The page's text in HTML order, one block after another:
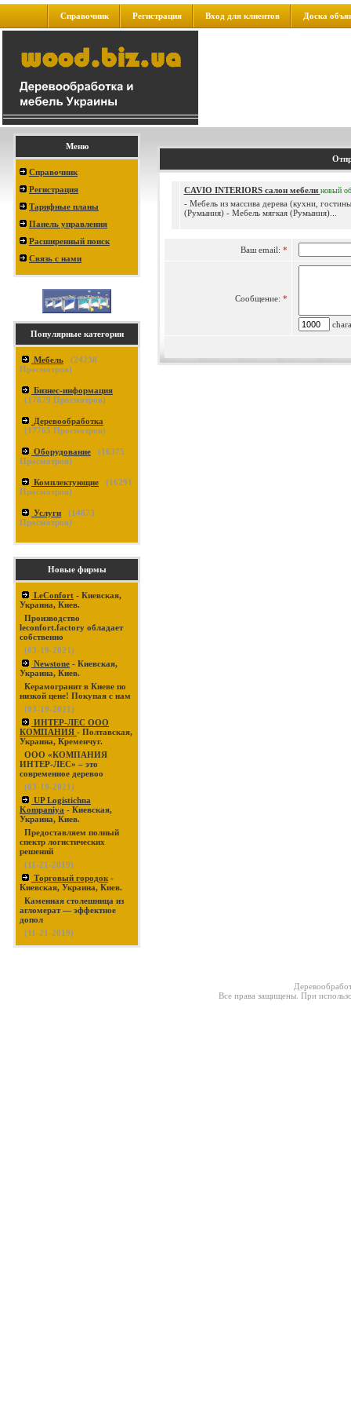
Справочник Регистрация Вход для клиентов Доска
Меню
Справочник
Регистрация
Тарифные планы
Панель управления
Расширенный поиск
Связь с нами
Популярные категории
Мебель (24238
Просмотров)
Бизнес-информация
(17879 Просмотров)
Деревообработка
(17765 Просмотров)
Оборудование (16375
Просмотров)
Комплектующие (16291
Просмотров)
Услуги (14873
Просмотров)
Новые фирмы
LeConfort - Киевская,
Украина, Киев.
Производство
leconfort.factory обладает
собственно
(03-19-2021)
Newstone - Киевская,
Украина, Киев.
Керамогранит в Киеве по
низкой цене! Покупая с нам
(03-19-2021)
ИНТЕР-ЛЕС ООО
КОМПАНИЯ - Полтавская,
Украина, Кременчуг.
ООО «КОМПАНИЯ
ИНТЕР-ЛЕС» – это
современное деревоо
(03-19-2021)
UP Logistichna
Kompaniya - Киевская,
Украина, Киев.
Предоставляем полный
спектр логистических
решений
(11-21-2019)
Торговый городок -
Киевская, Украина, Киев.
Каменная столешница из
агломерат — эффектное
допол
(11-21-2019)
CAVIO INTERIORS салон мебели новый
- Мебель из массива дерева (кухни,
(Румыния) - Мебель мягкая (Румыния)...
Ваш email: *
Сообщение: *
Все права защищены. При